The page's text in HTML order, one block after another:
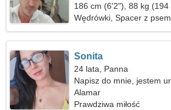
186 cm (6'2"), 88 kg (194
Wędrówki, Spacer z psem
Sonita
24 lata, Panna
Napisz do mnie, jestem
Alamar
Prawdziwa miłość